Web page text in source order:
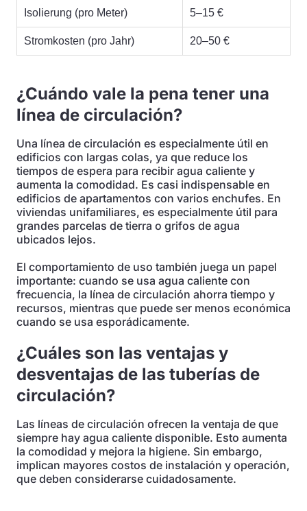
Isolierung (pro Meter) 5–15 €
Stromkosten (pro Jahr) 20–50 €
¿Cuándo vale la pena tener una
línea de circulación?
Una línea de circulación es especialmente útil en
edificios con largas colas, ya que reduce los
tiempos de espera para recibir agua caliente y
aumenta la comodidad. Es casi indispensable en
edificios de apartamentos con varios enchufes. En
viviendas unifamiliares, es especialmente útil para
grandes parcelas de tierra o grifos de agua
ubicados lejos.
El comportamiento de uso también juega un papel
importante: cuando se usa agua caliente con
frecuencia, la línea de circulación ahorra tiempo y
recursos, mientras que puede ser menos económica
cuando se usa esporádicamente.
¿Cuáles son las ventajas y
desventajas de las tuberías de
circulación?
Las líneas de circulación ofrecen la ventaja de que
siempre hay agua caliente disponible. Esto aumenta
la comodidad y mejora la higiene. Sin embargo,
implican mayores costos de instalación y operación,
que deben considerarse cuidadosamente.